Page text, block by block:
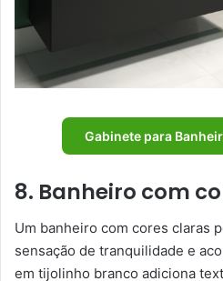
Gabinete para
8. Banheiro com
Um banheiro com cores claras
sensação de tranquilidade e
em tijolinho branco adiciona